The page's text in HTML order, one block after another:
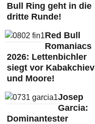
Bull Ring geht in die
dritte Runde!
Red Bull
Romaniacs
2026: Lettenbichler
siegt vor Kabakchiev
und Moore!
Josep
Garcia:
Dominantester